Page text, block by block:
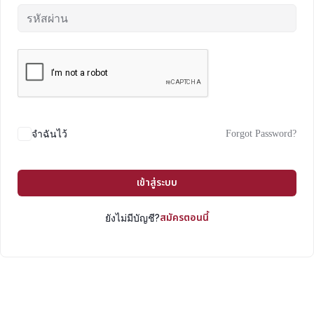
จำฉันไว้ Forgot Password?
เข้าสู่ระบบ
ยังไม่มีบัญชี?สมัครตอนนี้